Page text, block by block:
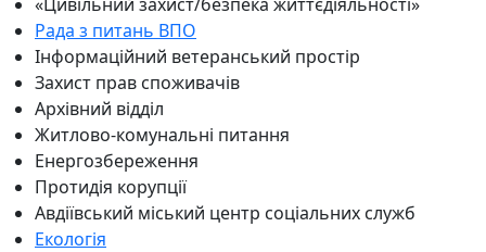
Рада з питань ВПО
Інформаційний ветеранський простір
Захист прав споживачів
Архівний відділ
Житлово-комунальні питання
Енергозбереження
Протидія корупції
Авдіївський міський центр соціальних служб
Екологія